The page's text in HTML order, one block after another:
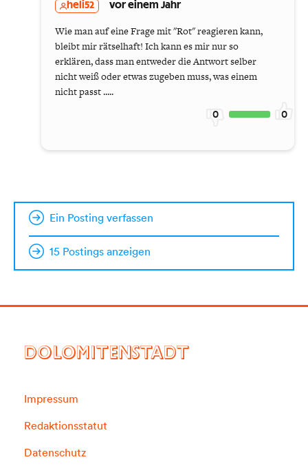
heli52 vor einem Jahr
Wie man auf eine Frage mit "Rot" reagieren kann,
bleibt mir rätselhaft! Ich kann es mir nur so
erklären, dass man entweder die Antwort selber
nicht weiß oder etwas zugeben muss, was einem
nicht passt .....
0 0
Ein Posting verfassen
15 Postings anzeigen
DOLOMITENSTADT
Impressum
Redaktionsstatut
Datenschutz